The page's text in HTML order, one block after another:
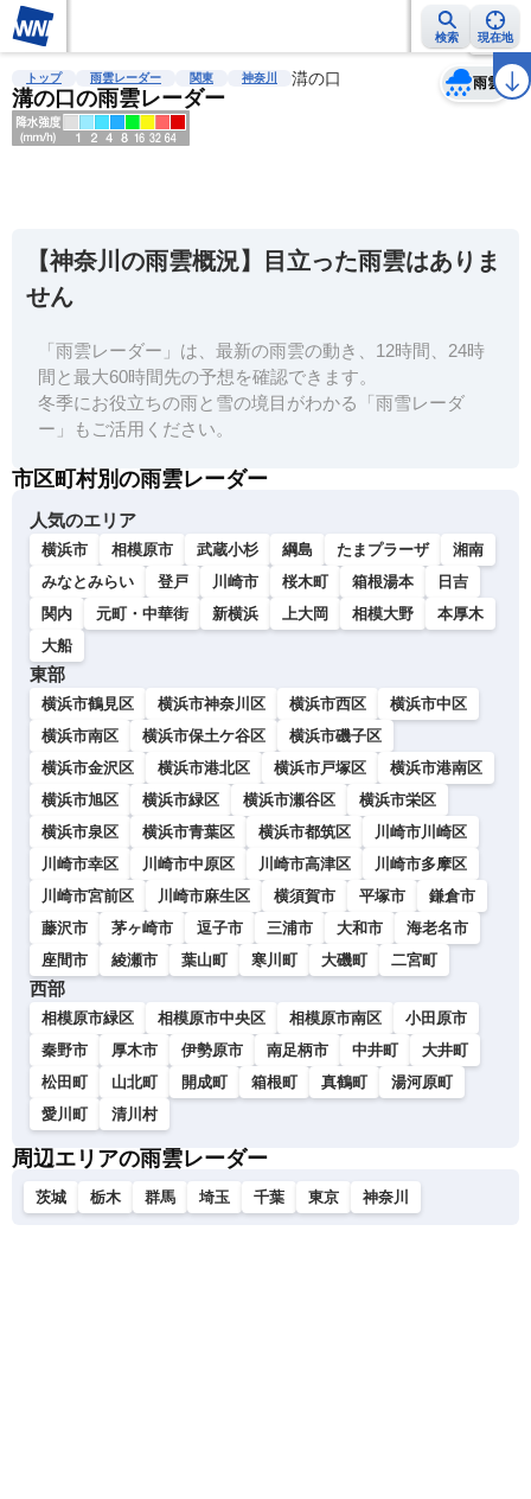
検索 現在地
雨雲レーダー 台風情報 地震情報 警報・注意報 2週間天気 ラ
トップ 雨雲レーダー 関東 神奈川 溝の口
溝の口の雨雲レーダー
雨雲
天気 台風
【神奈川の雨雲概況】目立った雨雲はありま
せん
「雨雲レーダー」は、最新の雨雲の動き、12時間、24時
間と最大60時間先の予想を確認できます。
冬季にお役立ちの雨と雪の境目がわかる「雨雪レーダ
ー」もご活用ください。
市区町村別の雨雲レーダー
人気のエリア
横浜市 相模原市 武蔵小杉 綱島 たまプラーザ
湘南
みなとみらい
登戸 川崎市 桜木町 箱根湯本
日吉
関内
元町・中華街 新横浜 上大岡 相模大野
本厚木
大船
東部
横浜市鶴見区 横浜市神奈川区 横浜市西区
横浜市中区
横浜市南区
横浜市保土ケ谷区
横浜市磯子区
横浜市金沢区
横浜市港北区 横浜市戸塚区
横浜市港南区
横浜市旭区
横浜市緑区 横浜市瀬谷区
横浜市栄区
横浜市泉区
横浜市青葉区 横浜市都筑区
川崎市川崎区
川崎市幸区
川崎市中原区 川崎市高津区
川崎市多摩区
川崎市宮前区
川崎市麻生区 横須賀市 平塚市
鎌倉市
藤沢市
茅ヶ崎市 逗子市 三浦市 大和市
海老名市
座間市
綾瀬市 葉山町 寒川町 大磯町 二宮町
西部
相模原市緑区 相模原市中央区 相模原市南区
小田原市
秦野市
厚木市 伊勢原市 南足柄市 中井町
大井町
松田町
山北町 開成町 箱根町 真鶴町
湯河原町
愛川町
清川村
周辺エリアの雨雲レーダー
茨城 栃木 群馬 埼玉 千葉 東京 神奈川